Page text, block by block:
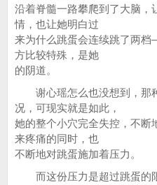
沿着脊髓一路攀爬到了大脑，
情，也让她明白过
来为什么跳蛋会连续跳了两
方比较特殊，是她
的阴道。
谢心瑶怎么也没想到，那
况，可现实就是如此，
她的整个小穴完全失控，不断
来疼痛的同时，也
不断地对跳蛋施加着压力。
而这份压力是超过跳蛋的